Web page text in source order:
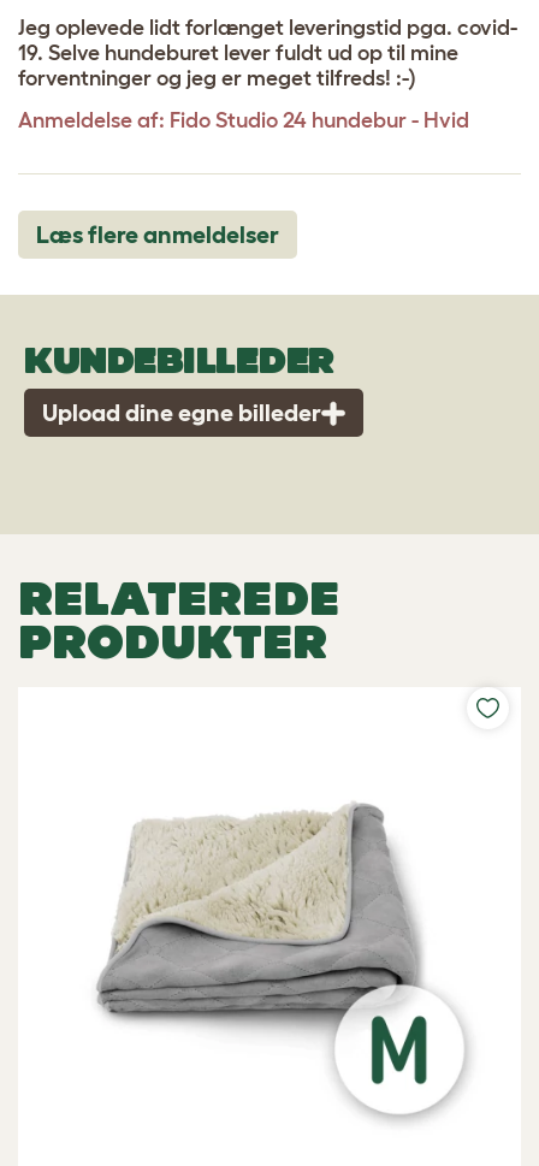
Jeg oplevede lidt forlænget leveringstid pga. covid-
19. Selve hundeburet lever fuldt ud op til mine
forventninger og jeg er meget tilfreds! :-)
Anmeldelse af: Fido Studio 24 hundebur - Hvid
Læs flere anmeldelser
KUNDEBILLEDER
Upload dine egne billeder
RELATEREDE
PRODUKTER